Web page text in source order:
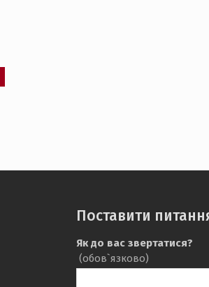
Поставити
Як до вас звертатися?
(обов`язково)